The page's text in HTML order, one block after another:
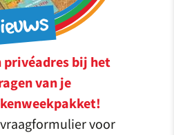
privéadres bij het
van je
voor